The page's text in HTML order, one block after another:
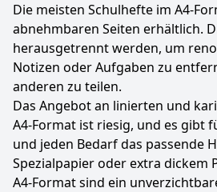
Die meisten Schulhefte im A4-
abnehmbaren Seiten erhältlich.
herausgetrennt werden, um
Notizen oder Aufgaben zu
anderen zu teilen.
Das Angebot an linierten und
A4-Format ist riesig, und es gibt
und jeden Bedarf das passende
Spezialpapier oder extra dickem
A4-Format sind ein